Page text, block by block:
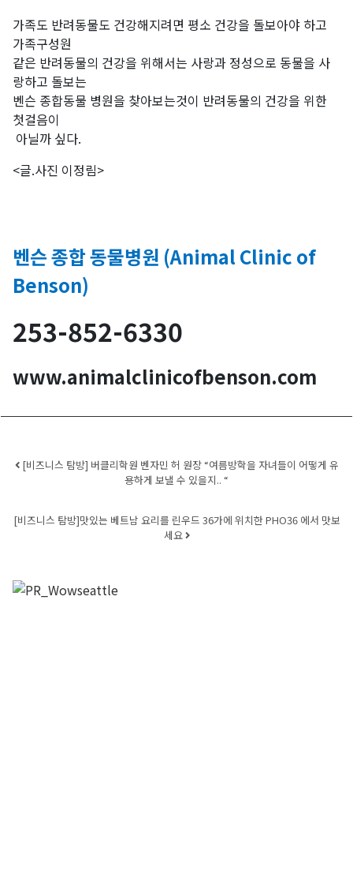
가족도 반려동물도 건강해지려면 평소 건강을 돌보아야 하고
가족구성원
같은 반려동물의 건강을 위해서는 사랑과 정성으로 동물을 사
랑하고 돌보는
벤슨 종합동물 병원을 찾아보는것이 반려동물의 건강을 위한
첫걸음이
아닐까 싶다.
<글.사진 이정림>
벤슨 종합 동물병원 (Animal Clinic of
Benson)
253-852-6330
www.animalclinicofbenson.com
Post navigation
[비즈니스 탐방] 버클리학원 벤자민 허 원장 “여름방학을 자녀들이 어떻게 유
용하게 보낼 수 있을지.. “
[비즈니스 탐방]맛있는 베트남 요리를 린우드 36가에 위치한 PHO36 에서 맛보
세요